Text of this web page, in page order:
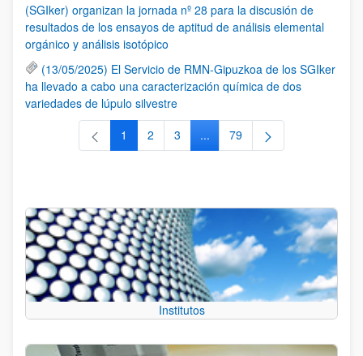
(SGIker) organizan la jornada nº 28 para la discusión de
resultados de los ensayos de aptitud de análisis elemental
orgánico y análisis isotópico
(13/05/2025) El Servicio de RMN-Gipuzkoa de los SGIker
ha llevado a cabo una caracterización química de dos
variedades de lúpulo silvestre
Página
1 Página
2 Página
3 ...Páginas intermedias Use TAB
Página
79
Institutos